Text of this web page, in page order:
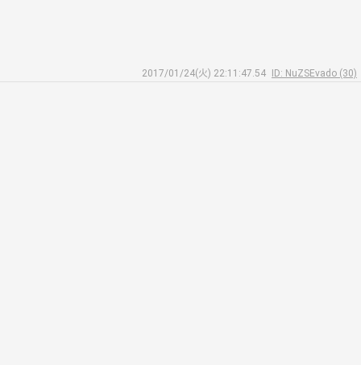
2017/01/24(火) 22:11:47.54
ID: NuZSEvado (30)